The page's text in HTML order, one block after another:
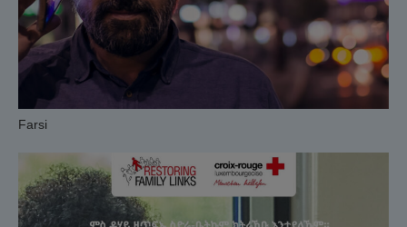
Farsi